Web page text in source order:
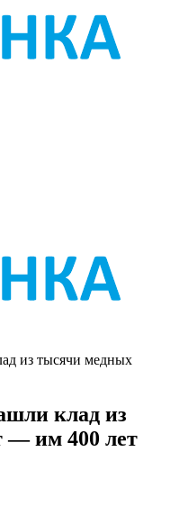
из тысячи медных
клад из
— им 400 лет